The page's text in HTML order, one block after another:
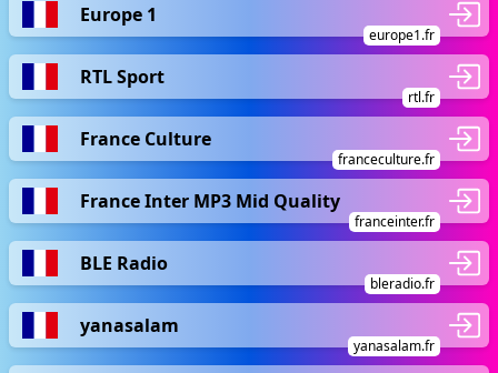
Europe 1
europe1.fr
RTL Sport
rtl.fr
France Culture
franceculture.fr
France Inter MP3 Mid Quality
franceinter.fr
BLE Radio
bleradio.fr
yanasalam
yanasalam.fr